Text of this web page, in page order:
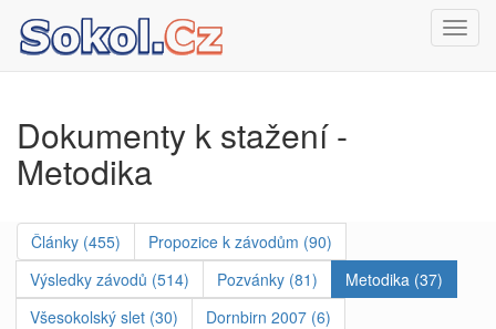
Dokumenty k stažení -
Metodika
Články (455)
Propozice k závodům (90)
Výsledky závodů (514)
Pozvánky (81)
Metodika (37)
Všesokolský slet (30)
Dornbirn 2007 (6)